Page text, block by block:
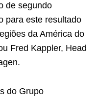
de segundo
para este resultado
da América do
Fred Kappler, Head
do Grupo